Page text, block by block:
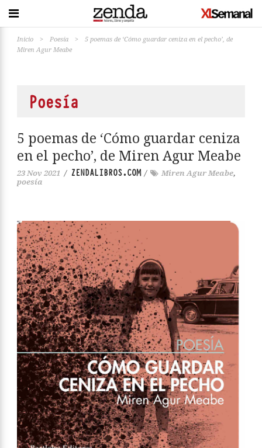
Inicio > Poesía >
5 poemas de ‘Cómo guardar ceniza en el pecho’, de
Miren Agur Meabe
Poesía
5 poemas de ‘Cómo guardar ceniza
en el pecho’, de Miren Agur Meabe
23 Nov 2021 / ZENDALIBROS.COM/ Miren Agur Meabe,
poesía